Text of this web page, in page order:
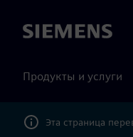
Siemens
Продукты и услуги
Эта страница